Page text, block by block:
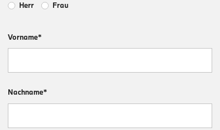
Herr Frau
Vorname*
Nachname*